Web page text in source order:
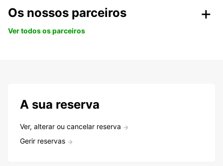
Os nossos parceiros
Ver todos os parceiros
A sua reserva
Ver, alterar ou cancelar reserva
Gerir reservas